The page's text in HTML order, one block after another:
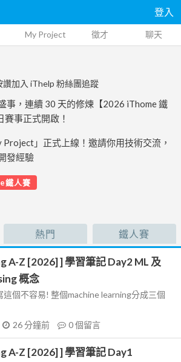
登入
My Project 徵才 聊天
讚加入 iThelp 粉絲團追蹤
事，連續 30 天的修煉【2026 iThome 鐵
賽事正式開啟！
」正式上線！邀請你用技術交流，
發經驗
鐵人賽
熱門 鐵人賽
A-Z [2026] ] 學習筆記 Day2 ML 及
概念
個不容易! 整個machine learning分成三個
26 分鐘前 0個留言
A-Z [2026] ] 學習筆記 Day1